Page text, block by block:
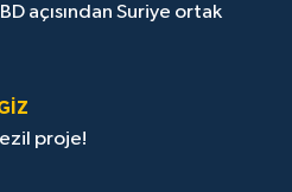
açısından Suriye ortak
proje!